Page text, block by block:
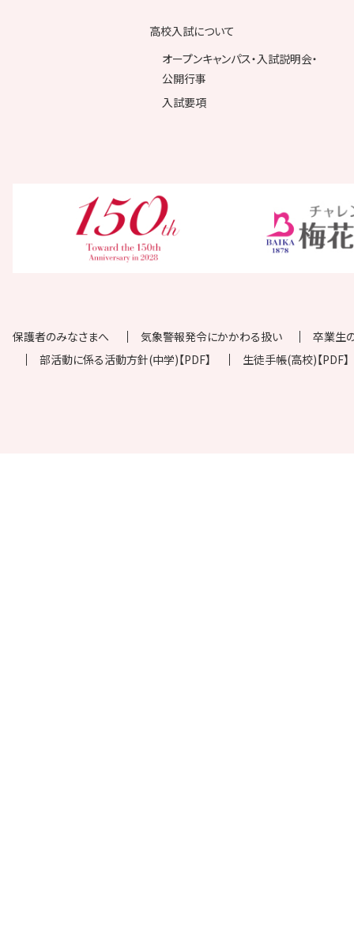
高校入試について
オープンキャンパス・入試説明会・
公開行事
入試要項
保護者のみなさまへ 気象警報発令にかかわる扱い
卒業生
部活動に係る活動方針(中学)【PDF】
生徒手帳(高校)【PDF】